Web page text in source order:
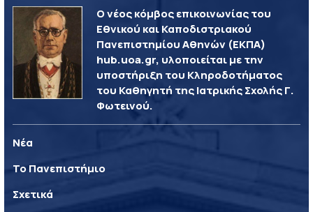
Ο νέος κόμβος επικοινωνίας του
Εθνικού και Καποδιστριακού
Πανεπιστημίου Αθηνών (ΕΚΠΑ)
hub.uoa.gr, υλοποιείται με την
υποστήριξη του Κληροδοτήματος
του Καθηγητή της Ιατρικής Σχολής Γ.
Φωτεινού.
Νέα
Το Πανεπιστήμιο
Σχετικά